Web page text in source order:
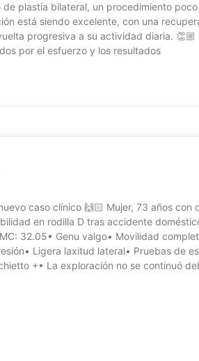
plastia bilateral, un procedimiento
está siendo excelente, con una
progresiva a su actividad diaria. 👏🏼
por el esfuerzo y los resultados
caso clínico 🙌🏻 Mujer, 73 años con
en rodilla D tras accidente
32.05• Genu valgo• Movilidad
Ligera laxitud lateral• Pruebas de
+• La exploración no se continuó